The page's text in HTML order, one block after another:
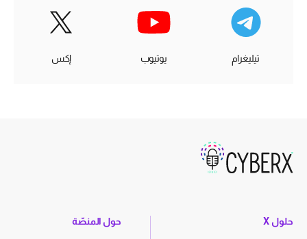
تيليغرام يوتيوب إكس
حلول X حول المنصّة